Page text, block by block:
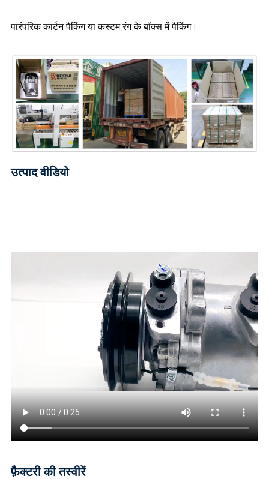
पारंपरिक कार्टन पैकिंग या कस्टम रंग के बॉक्स में पैकिंग।
उत्पाद वीडियो
फ़ैक्टरी की तस्वीरें